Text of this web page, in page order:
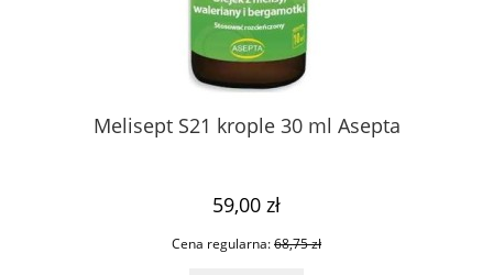
Melisept S21 krople 30 ml Asepta
59,00 zł
Cena regularna:68,75 zł